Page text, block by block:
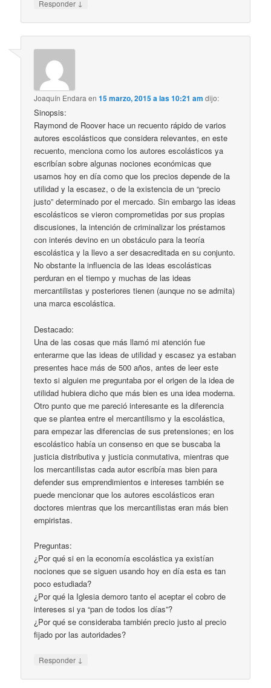
Responder ↓
Joaquín Endaraen15 marzo, 2015 a las 10:21 am dijo:
Sinopsis:
Raymond de Roover hace un recuento rápido de varios
autores escolásticos que considera relevantes, en este
recuento, menciona como los autores escolásticos ya
escribían sobre algunas nociones económicas que
usamos hoy en día como que los precios depende de la
utilidad y la escasez, o de la existencia de un “precio
justo” determinado por el mercado. Sin embargo las ideas
escolásticos se vieron comprometidas por sus propias
discusiones, la intención de criminalizar los préstamos
con interés devino en un obstáculo para la teoría
escolástica y la llevo a ser desacreditada en su conjunto.
No obstante la influencia de las ideas escolásticas
perduran en el tiempo y muchas de las ideas
mercantilistas y posteriores tienen (aunque no se admita)
una marca escolástica.
Destacado:
Una de las cosas que más llamó mi atención fue
enterarme que las ideas de utilidad y escasez ya estaban
presentes hace más de 500 años, antes de leer este
texto si alguien me preguntaba por el origen de la idea de
utilidad hubiera dicho que más bien es una idea moderna.
Otro punto que me pareció interesante es la diferencia
que se plantea entre el mercantilismo y la escolástica,
para empezar las diferencias de sus pretensiones; en los
escolástico había un consenso en que se buscaba la
justicia distributiva y justicia conmutativa, mientras que
los mercantilistas cada autor escribía mas bien para
defender sus emprendimientos e intereses también se
puede mencionar que los autores escolásticos eran
doctores mientras que los mercantilistas eran más bien
empiristas.
Preguntas:
¿Por qué si en la economía escolástica ya existían
nociones que se siguen usando hoy en día esta es tan
poco estudiada?
¿Por qué la Iglesia demoro tanto el aceptar el cobro de
intereses si ya “pan de todos los días”?
¿Por qué se consideraba también precio justo al precio
fijado por las autoridades?
Responder ↓